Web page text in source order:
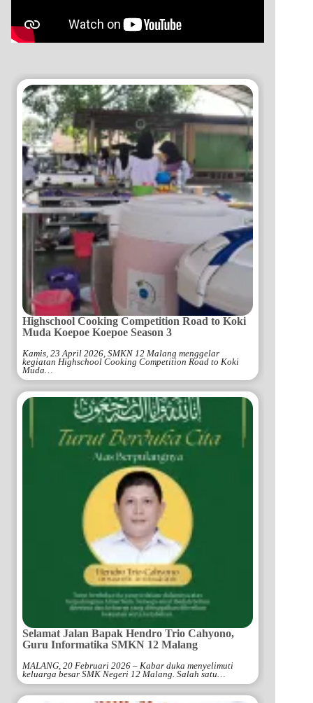
Highschool Cooking Competition Road to Koki
Muda Koepoe Koepoe Season 3
Kamis, 23 April 2026, SMKN 12 Malang menggelar
kegiatan Highschool Cooking Competition Road to Koki
Muda…
Selamat Jalan Bapak Hendro Trio Cahyono,
Guru Informatika SMKN 12 Malang
MALANG, 20 Februari 2026 – Kabar duka menyelimuti
keluarga besar SMK Negeri 12 Malang. Salah satu…